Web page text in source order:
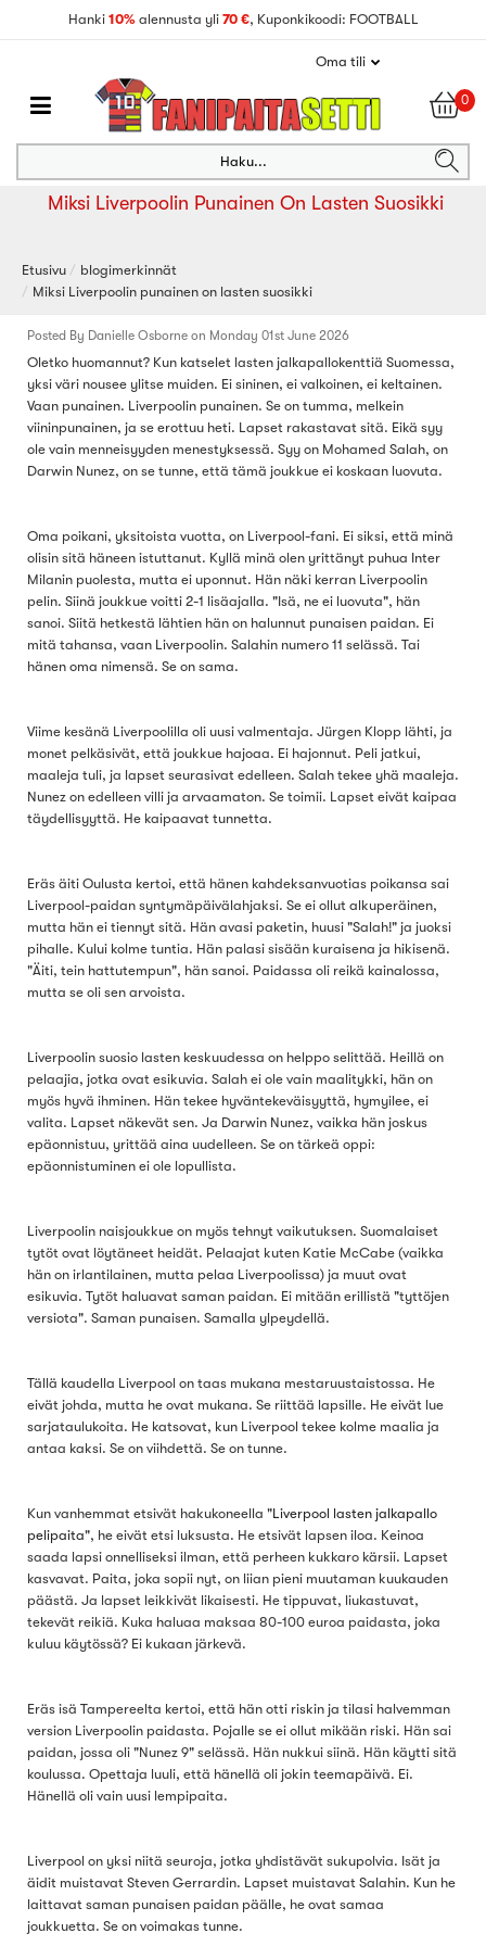
Hanki 10% alennusta yli 70 €, Kuponkikoodi: FOOTBALL
Oma tili
0
Haku...
Miksi Liverpoolin Punainen On Lasten Suosikki
Etusivu
blogimerkinnät
Miksi Liverpoolin punainen on lasten suosikki
Posted By Danielle Osborne on Monday 01st June 2026
Oletko huomannut? Kun katselet lasten jalkapallokenttiä Suomessa,
yksi väri nousee ylitse muiden. Ei sininen, ei valkoinen, ei keltainen.
Vaan punainen. Liverpoolin punainen. Se on tumma, melkein
viininpunainen, ja se erottuu heti. Lapset rakastavat sitä. Eikä syy
ole vain menneisyyden menestyksessä. Syy on Mohamed Salah, on
Darwin Nunez, on se tunne, että tämä joukkue ei koskaan luovuta.
Oma poikani, yksitoista vuotta, on Liverpool-fani. Ei siksi, että minä
olisin sitä häneen istuttanut. Kyllä minä olen yrittänyt puhua Inter
Milanin puolesta, mutta ei uponnut. Hän näki kerran Liverpoolin
pelin. Siinä joukkue voitti 2-1 lisäajalla. "Isä, ne ei luovuta", hän
sanoi. Siitä hetkestä lähtien hän on halunnut punaisen paidan. Ei
mitä tahansa, vaan Liverpoolin. Salahin numero 11 selässä. Tai
hänen oma nimensä. Se on sama.
Viime kesänä Liverpoolilla oli uusi valmentaja. Jürgen Klopp lähti, ja
monet pelkäsivät, että joukkue hajoaa. Ei hajonnut. Peli jatkui,
maaleja tuli, ja lapset seurasivat edelleen. Salah tekee yhä maaleja.
Nunez on edelleen villi ja arvaamaton. Se toimii. Lapset eivät kaipaa
täydellisyyttä. He kaipaavat tunnetta.
Eräs äiti Oulusta kertoi, että hänen kahdeksanvuotias poikansa sai
Liverpool-paidan syntymäpäivälahjaksi. Se ei ollut alkuperäinen,
mutta hän ei tiennyt sitä. Hän avasi paketin, huusi "Salah!" ja juoksi
pihalle. Kului kolme tuntia. Hän palasi sisään kuraisena ja hikisenä.
"Äiti, tein hattutempun", hän sanoi. Paidassa oli reikä kainalossa,
mutta se oli sen arvoista.
Liverpoolin suosio lasten keskuudessa on helppo selittää. Heillä on
pelaajia, jotka ovat esikuvia. Salah ei ole vain maalitykki, hän on
myös hyvä ihminen. Hän tekee hyväntekeväisyyttä, hymyilee, ei
valita. Lapset näkevät sen. Ja Darwin Nunez, vaikka hän joskus
epäonnistuu, yrittää aina uudelleen. Se on tärkeä oppi:
epäonnistuminen ei ole lopullista.
Liverpoolin naisjoukkue on myös tehnyt vaikutuksen. Suomalaiset
tytöt ovat löytäneet heidät. Pelaajat kuten Katie McCabe (vaikka
hän on irlantilainen, mutta pelaa Liverpoolissa) ja muut ovat
esikuvia. Tytöt haluavat saman paidan. Ei mitään erillistä "tyttöjen
versiota". Saman punaisen. Samalla ylpeydellä.
Tällä kaudella Liverpool on taas mukana mestaruustaistossa. He
eivät johda, mutta he ovat mukana. Se riittää lapsille. He eivät lue
sarjataulukoita. He katsovat, kun Liverpool tekee kolme maalia ja
antaa kaksi. Se on viihdettä. Se on tunne.
Kun vanhemmat etsivät hakukoneella "Liverpool lasten jalkapallo
pelipaita", he eivät etsi luksusta. He etsivät lapsen iloa. Keinoa
saada lapsi onnelliseksi ilman, että perheen kukkaro kärsii. Lapset
kasvavat. Paita, joka sopii nyt, on liian pieni muutaman kuukauden
päästä. Ja lapset leikkivät likaisesti. He tippuvat, liukastuvat,
tekevät reikiä. Kuka haluaa maksaa 80-100 euroa paidasta, joka
kuluu käytössä? Ei kukaan järkevä.
Eräs isä Tampereelta kertoi, että hän otti riskin ja tilasi halvemman
version Liverpoolin paidasta. Pojalle se ei ollut mikään riski. Hän sai
paidan, jossa oli "Nunez 9" selässä. Hän nukkui siinä. Hän käytti sitä
koulussa. Opettaja luuli, että hänellä oli jokin teemapäivä. Ei.
Hänellä oli vain uusi lempipaita.
Liverpool on yksi niitä seuroja, jotka yhdistävät sukupolvia. Isät ja
äidit muistavat Steven Gerrardin. Lapset muistavat Salahin. Kun he
laittavat saman punaisen paidan päälle, he ovat samaa
joukkuetta. Se on voimakas tunne.